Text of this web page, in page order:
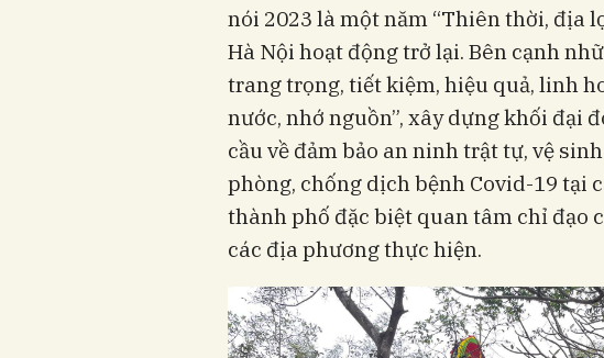
nói 2023 là một năm “Thiên thời, địa
Hà Nội hoạt động trở lại. Bên cạnh
trang trọng, tiết kiệm, hiệu quả, linh
nước, nhớ nguồn”, xây dựng khối đại
cầu về đảm bảo an ninh trật tự, vệ
phòng, chống dịch bệnh Covid-19 tại
thành phố đặc biệt quan tâm chỉ đạo
các địa phương thực hiện.